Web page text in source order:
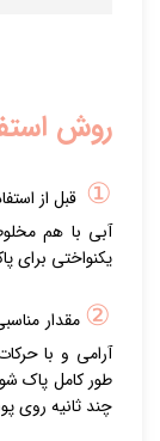
روش
① قبل از
آبی با هم
یکنواختی برای
② مقدار
آرامی و با
طور کامل پاک
چند ثانیه روی